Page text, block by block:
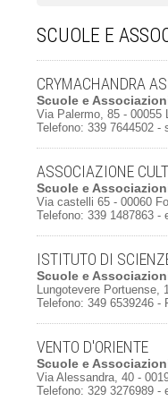
SCUOLE E
CRYMACHANDRA
Scuole e
Via Palermo, 85 - 00055
Telefono: 339 7644502 -
ASSOCIAZIONE
Scuole e
Via castelli 65 - 00060
Telefono: 339 1487863 -
ISTITUTO DI
Scuole e
Lungotevere Portuense,
Telefono: 349 6539246 -
VENTO D'ORIENTE
Scuole e
Via Alessandra, 40 -
Telefono: 329 3276989 -